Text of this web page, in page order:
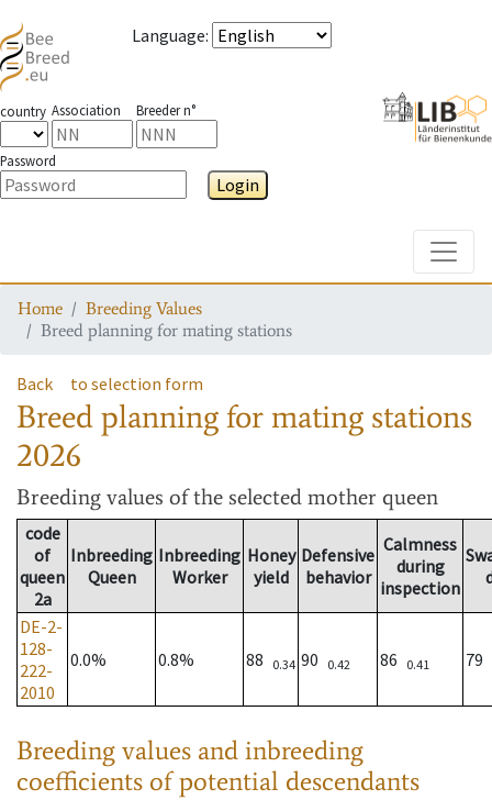
Language:
country Association Breeder n°
Password
Login
Home
Breeding Values
Breed planning for mating stations
Back to selection form
Breed planning for mating stations
2026
Breeding values of the selected mother queen
code
of
queen
2a
Inbreeding
Queen
Inbreeding
Worker
Honey
yield
Defensive
behavior
Calmness
during
inspection
DE-2-
128-
222-
2010
0.0% 0.8% 88 0.34 90 0.42 86 0.41 79
Breeding values and inbreeding
coefficients of potential descendants